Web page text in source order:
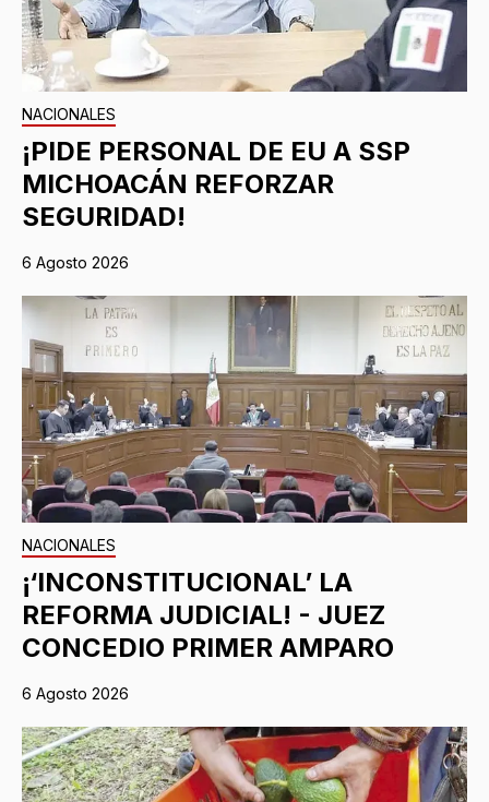
NACIONALES
¡PIDE PERSONAL DE EU A SSP
MICHOACÁN REFORZAR
SEGURIDAD!
6 Agosto 2026
NACIONALES
¡‘INCONSTITUCIONAL’ LA
REFORMA JUDICIAL! - JUEZ
CONCEDIO PRIMER AMPARO
6 Agosto 2026